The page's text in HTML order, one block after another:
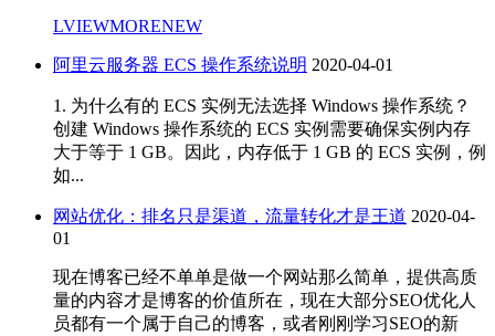
LVIEWMORENEW
阿里云服务器 ECS 操作系统说明 2020-04-01
1. 为什么有的 ECS 实例无法选择 Windows 操作系统？
创建 Windows 操作系统的 ECS 实例需要确保实例内存
大于等于 1 GB。因此，内存低于 1 GB 的 ECS 实例，例
如...
网站优化：排名只是渠道，流量转化才是王道 2020-04-
01
现在博客已经不单单是做一个网站那么简单，提供高质
量的内容才是博客的价值所在，现在大部分SEO优化人
员都有一个属于自己的博客，或者刚刚学习SEO的新